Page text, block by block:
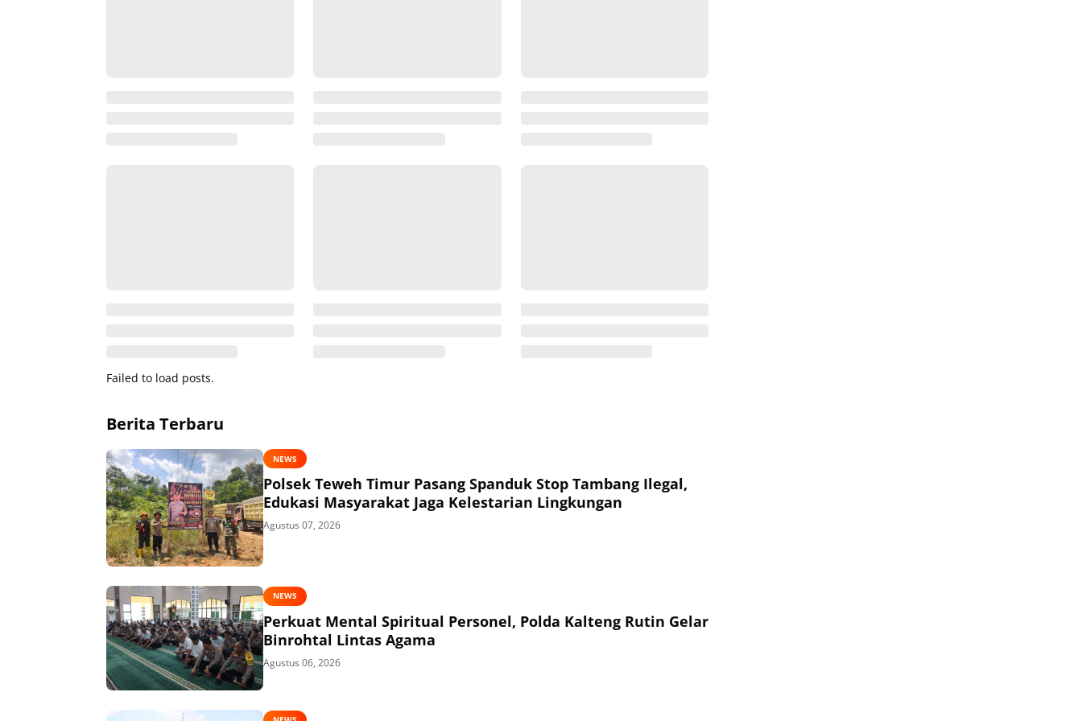
Failed to load posts.
Berita Terbaru
NEWS
Polsek Teweh Timur Pasang Spanduk Stop Tambang Ilegal,
Edukasi Masyarakat Jaga Kelestarian Lingkungan
Agustus 07, 2026
NEWS
Perkuat Mental Spiritual Personel, Polda Kalteng Rutin Gelar
Binrohtal Lintas Agama
Agustus 06, 2026